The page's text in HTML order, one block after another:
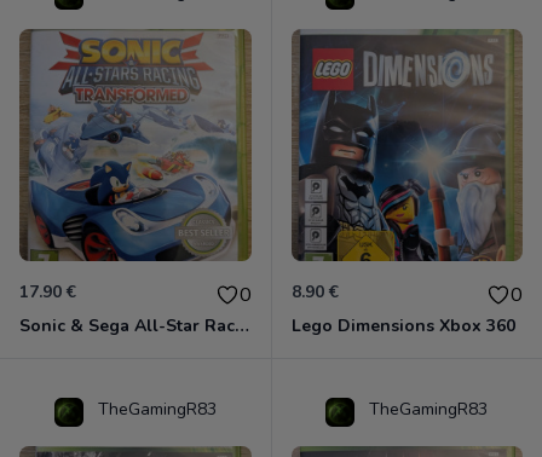
17.90 € 0
Sonic & Sega All-Star Racing - Transformed Xbox 360
8.90 € 0
Lego Dimensions Xbox 360
TheGamingR83 TheGamingR83